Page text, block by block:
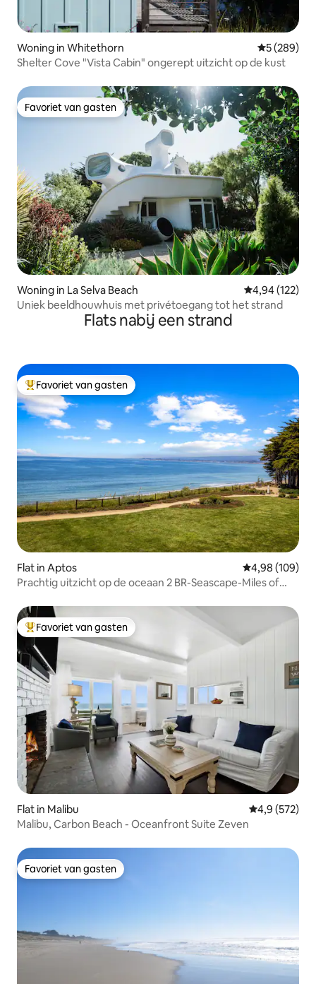
Woning in Whitethorn
5 (289)
Shelter Cove "Vista Cabin" ongerept uitzicht op de kust
Favoriet van gasten
Favoriet van gasten
Woning in La Selva Beach Gemiddelde
4,94 (122)
Uniek beeldhouwhuis met privétoegang tot het strand
Flats nabij een strand
Topfavoriet van gasten
Favoriet van gasten
Flat in Aptos Gemiddelde
4,98 (109)
Prachtig uitzicht op de oceaan 2 BR-Seascape-Miles of
Topfavoriet van gasten
Favoriet van gasten
Flat in Malibu Gemiddelde
4,9 (572)
Malibu, Carbon Beach - Oceanfront Suite Zeven
Favoriet van gasten
Favoriet van gasten